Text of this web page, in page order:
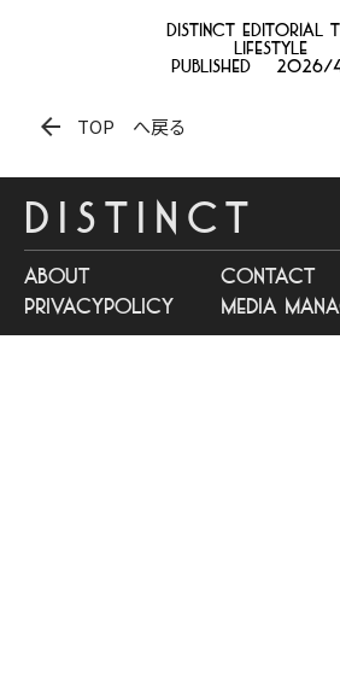
distinct Editorial
Lifestyle
Published 2026/
arrow_back TOP へ戻る
DISTINCT
about
contact
privacypolicy
media